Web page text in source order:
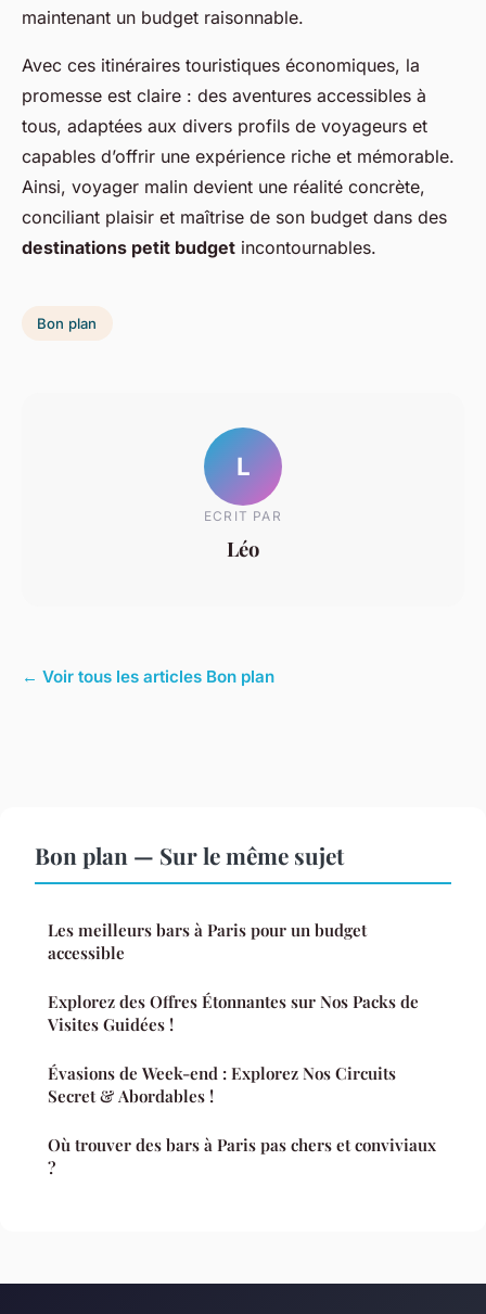
maintenant un budget raisonnable.
Avec ces itinéraires touristiques économiques, la
promesse est claire : des aventures accessibles à
tous, adaptées aux divers profils de voyageurs et
capables d’offrir une expérience riche et mémorable.
Ainsi, voyager malin devient une réalité concrète,
conciliant plaisir et maîtrise de son budget dans des
destinations petit budget incontournables.
Bon plan
L
ECRIT PAR
Léo
← Voir tous les articles Bon plan
Bon plan — Sur le même sujet
Les meilleurs bars à Paris pour un budget
accessible
Explorez des Offres Étonnantes sur Nos Packs de
Visites Guidées !
Évasions de Week-end : Explorez Nos Circuits
Secret & Abordables !
Où trouver des bars à Paris pas chers et conviviaux
?